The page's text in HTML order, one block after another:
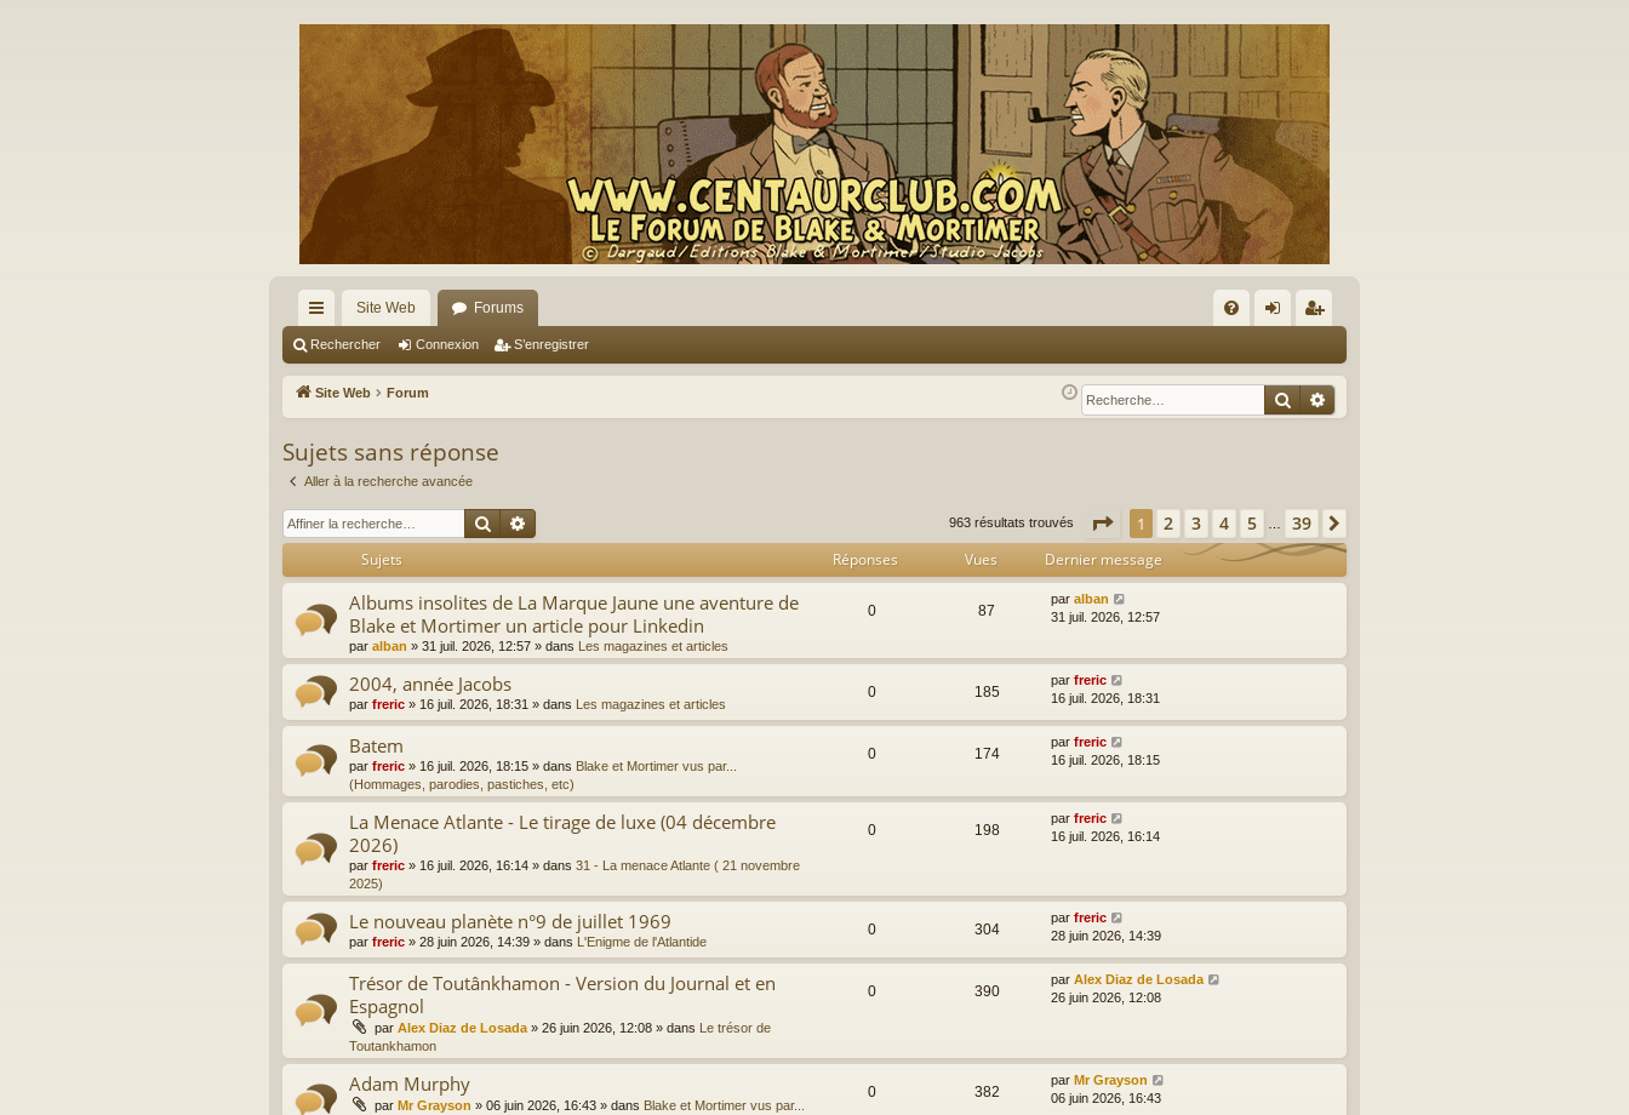
cc
ès
ra
pi
de
Site Web Forums
Q ne
xi
nr
eg
Rechercher Connexion S’enregistrer
Site Web Forum Rechercher
Recherche avancée
Sujets sans réponse
Aller à la recherche avancée
Rechercher 963 résultats trouvés Page 1sur 39
1 2 3 4 5 … 39
Sujets Réponses Vues Dernier message
Albums insolites de La Marque Jaune une aventure de
Blake et Mortimer un article pour Linkedin
par alban » 31 juil. 2026, 12:57 » dans Les magazines et articles
0 87
par alban
31 juil. 2026, 12:57
2004, année Jacobs
par freric » 16 juil. 2026, 18:31 » dans Les magazines et articles
0 185
par freric
16 juil. 2026, 18:31
Batem
par freric » 16 juil. 2026, 18:15 » dans Blake et Mortimer vus par...
(Hommages, parodies, pastiches, etc)
0 174
par freric
16 juil. 2026, 18:15
La Menace Atlante - Le tirage de luxe (04 décembre
2026)
par freric » 16 juil. 2026, 16:14 » dans 31 - La menace Atlante ( 21 novembre
2025)
0 198
par freric
16 juil. 2026, 16:14
Le nouveau planète n°9 de juillet 1969
par freric » 28 juin 2026, 14:39 » dans L'Enigme de l'Atlantide
0 304
par freric
28 juin 2026, 14:39
Trésor de Toutânkhamon - Version du Journal et en
Espagnol
par Alex Diaz de Losada» 26 juin 2026, 12:08 » dans Le trésor de
Toutankhamon
0 390
par Alex Diaz de Losada
26 juin 2026, 12:08
Adam Murphy
par Mr Grayson » 06 juin 2026, 16:43 » dans Blake et Mortimer vus par...
0 382
par Mr Grayson
06 juin 2026, 16:43